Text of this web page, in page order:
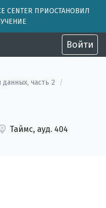
CENTER ПРИОСТАНОВИЛ
Войти
часть 2
/
Таймс, ауд. 404